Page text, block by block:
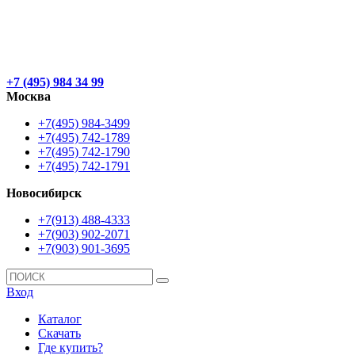
+7 (495) 984 34 99
Москва
+7(495) 984-3499
+7(495) 742-1789
+7(495) 742-1790
+7(495) 742-1791
Новосибирск
+7(913) 488-4333
+7(903) 902-2071
+7(903) 901-3695
Вход
Каталог
Скачать
Где купить?